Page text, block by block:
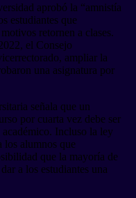
aprobó la “amnistía
estudiantes que
retornen a clases.
el Consejo
ampliar la
una asignatura por
señala que un
por cuarta vez debe ser
Incluso la ley
los alumnos que
que la mayoría de
a los estudiantes una